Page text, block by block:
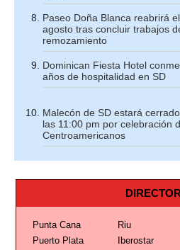
Paseo Doña Blanca reabrirá
agosto tras concluir trabajos
remozamiento
Dominican Fiesta Hotel
años de hospitalidad en SD
Malecón de SD estará
las 11:00 pm por celebración
Centroamericanos
Punta Cana Riu
Puerto Plata
Iberostar